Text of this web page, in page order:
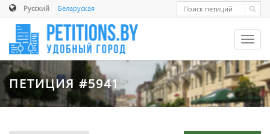
Русский Беларуская
ПЕТИЦИЯ #5941